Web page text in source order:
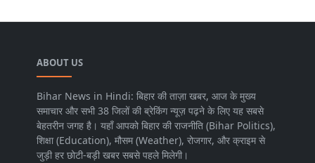
ABOUT US
Bihar News in Hindi: बिहार की ताज़ा खबर, आज के मुख्य
समाचार और सभी 38 जिलों की ब्रेकिंग न्यूज़ पढ़ने के लिए यह सबसे
बेहतरीन जगह है। यहाँ आपको बिहार की राजनीति (Bihar Politics),
शिक्षा (Education), मौसम (Weather), रोजगार, और क्राइम से
जुड़ी हर छोटी-बड़ी खबर सबसे पहले मिलेगी।